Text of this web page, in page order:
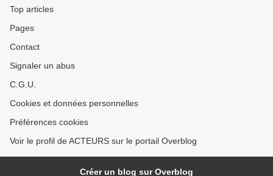
Top articles
Pages
Contact
Signaler un abus
C.G.U.
Cookies et données personnelles
Préférences cookies
Voir le profil de ACTEURS sur le portail Overblog
Créer un blog sur Overblog